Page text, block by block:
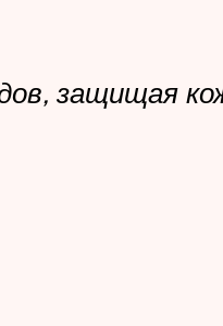
защищая